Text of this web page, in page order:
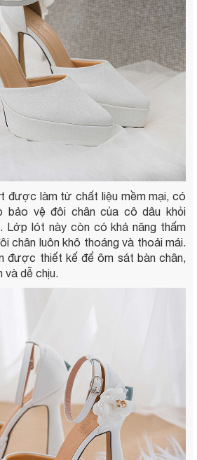
được làm từ chất liệu mềm mại, có
bảo vệ đôi chân của cô dâu khỏi
Lớp lót này còn có khả năng thấm
chân luôn khô thoáng và thoải mái.
được thiết kế để ôm sát bàn chân,
và dễ chịu.